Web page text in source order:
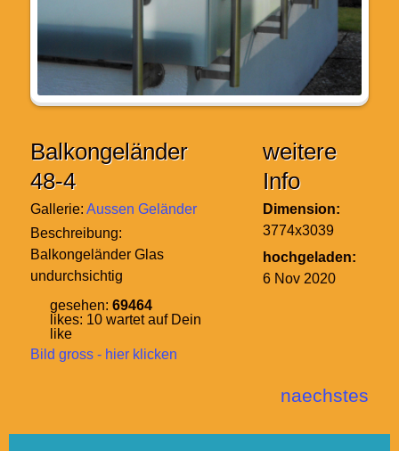
Balkongeländer
48-4
Gallerie: Aussen Geländer
Beschreibung:
Balkongeländer Glas
undurchsichtig
gesehen: 69464
likes: 10 wartet auf Dein
like
Bild gross - hier klicken
weitere
Info
Dimension:
3774x3039
hochgeladen:
6 Nov 2020
naechstes